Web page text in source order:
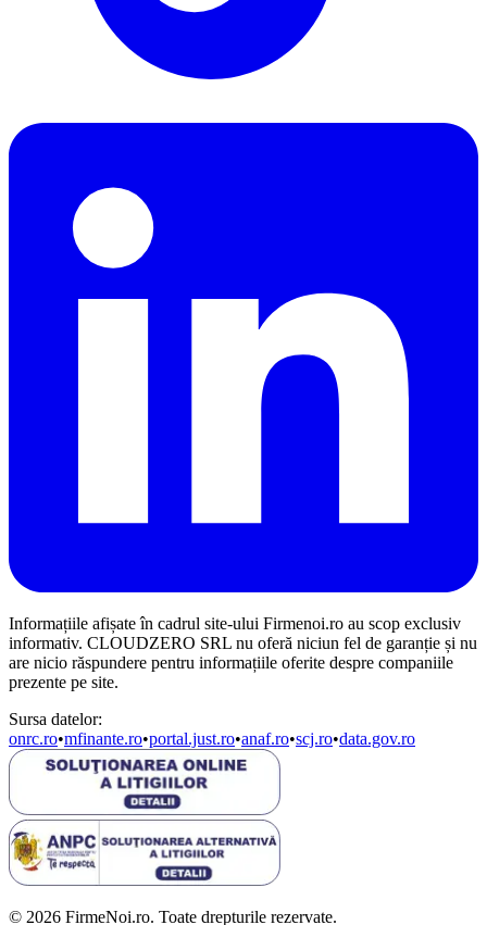
Informațiile afișate în cadrul site-ului Firmenoi.ro au scop exclusiv
informativ. CLOUDZERO SRL nu oferă niciun fel de garanție și nu
are nicio răspundere pentru informațiile oferite despre companiile
prezente pe site.
Sursa datelor:
onrc.ro•mfinante.ro•portal.just.ro•anaf.ro•scj.ro•data.gov.ro
© 2026 FirmeNoi.ro. Toate drepturile rezervate.